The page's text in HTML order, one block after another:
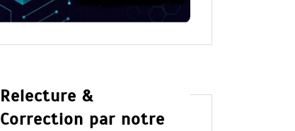
Relecture &
Correction par notre